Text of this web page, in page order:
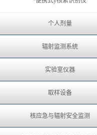
个人剂量
辐射监测系统
实验室仪器
取样设备
核应急与辐射安全监测